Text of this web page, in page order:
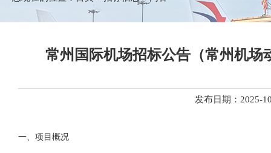
常州国际机场招标公告（常州机场
发布日期：2025-
一、 项目概况